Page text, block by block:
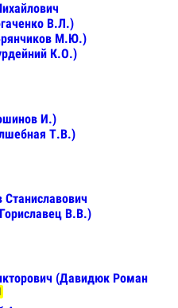
В.Л.)
М.Ю.)
К.О.)
И.)
Т.В.)
Станиславович
В.В.)
(Давидюк Роман